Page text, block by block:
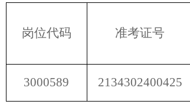
岗位代码 准考证号
3000589 2134302400425